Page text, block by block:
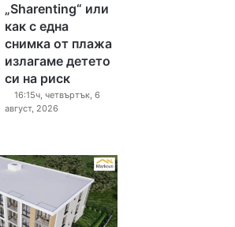
„Sharenting“ или
как с една
снимка от плажа
излагаме детето
си на риск
16:15ч, четвъртък, 6
август, 2026